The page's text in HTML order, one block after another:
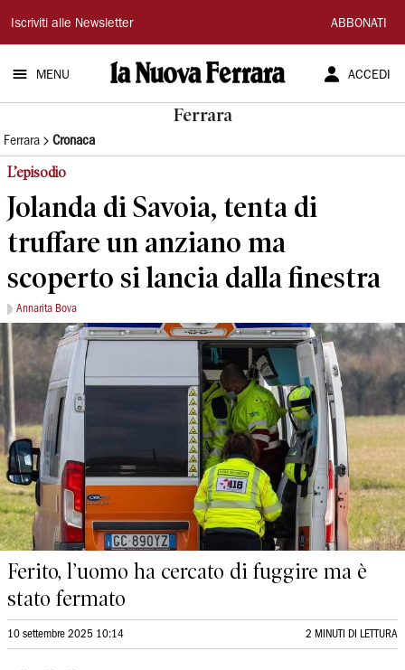
La
Nuova
Ferrara
Iscriviti alle Newsletter ABBONATI
MENU ACCEDI
Ferrara
Ferrara Cronaca
L’episodio
Jolanda di Savoia, tenta di
truffare un anziano ma
scoperto si lancia dalla finestra
Annarita Bova
Ferito, l’uomo ha cercato di fuggire ma è
stato fermato
10 settembre 2025 10:14 2 MINUTI DI LETTURA